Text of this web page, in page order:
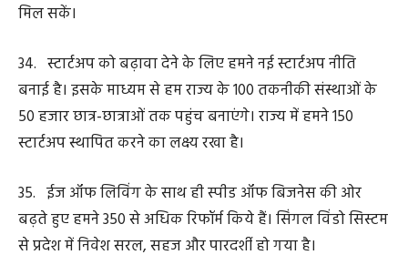
बढ़ावा देने, विभिन्न सरकारी और निजी संगठनों के बीच समन्वय
तथा शहर के विस्तार को सही ढंग से नियंत्रित करने का भी काम
करेगा।
लॉजिस्टिक नीति विशेष रूप से उपयोगी होगी और प्रदेश में तेजी से
इनलैंड कंटेनर डिपो तथा ड्राईपोर्ट में निवेश होगा।